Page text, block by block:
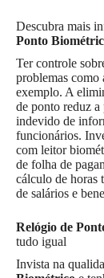
Descubra mais
Ponto
Ter controle
problemas como
exemplo. A
de ponto reduz
indevido de
funcionários.
com leitor
de folha de
cálculo de horas
de salários e
Relógio de
tudo igual
Invista na